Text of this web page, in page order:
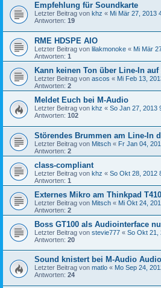
Empfehlung für Soundkarte
Letzter Beitrag von khz « Mi Mär 27, 2013
Antworten: 19
RME HDSPE AIO
Letzter Beitrag von lilakmonoke « Mi Mär
Antworten: 1
Kann keinen Ton über Line-In
Letzter Beitrag von ascos « Mi Feb 13,
Antworten: 2
Meldet Euch bei M-Audio
Letzter Beitrag von khz « So Jan 27, 2013
Antworten: 102
Störendes Brummen am Line-In
Letzter Beitrag von Mitsch « Fr Jan 04,
Antworten: 2
class-compliant
Letzter Beitrag von khz « So Okt 28, 2012
Antworten: 1
Externes Mikro am Thinkpad T410
Letzter Beitrag von Mitsch « Mi Okt 24,
Antworten: 2
Boss GT100 als Audiointerface
Letzter Beitrag von stevie777 « So Okt 21,
Antworten: 20
Sound knistert bei M-Audio
Letzter Beitrag von matlo « Mo Sep 24,
Antworten: 24